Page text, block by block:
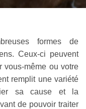
formes de
Ceux-ci peuvent
vous-même ou votre
remplit une variété
sa cause et la
de pouvoir traiter